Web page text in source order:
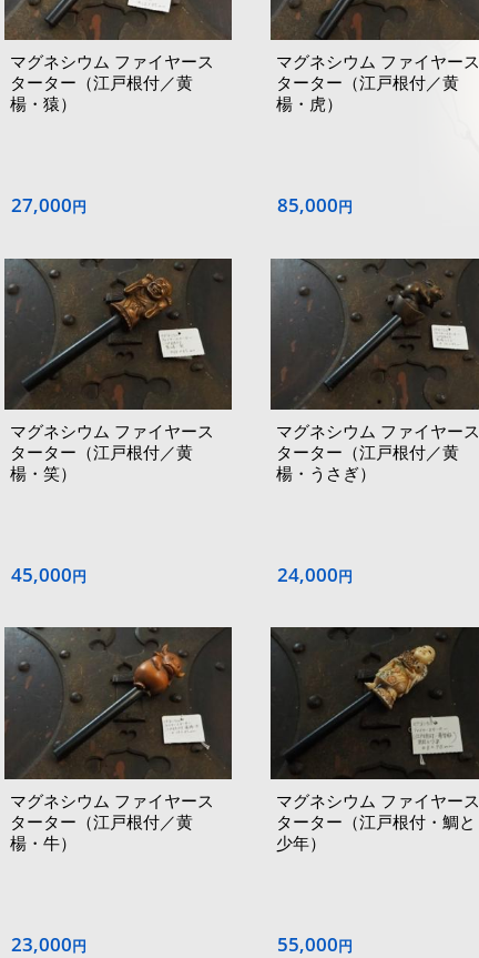
マグネシウム ファイヤース
ターター（江戸根付／黄
楊・猿）
27,000円
マグネシウム ファイヤース
ターター（江戸根付／黄
楊・虎）
85,000円
マグネシウム ファイヤース
ターター（江戸根付／黄
楊・笑）
45,000円
マグネシウム ファイヤース
ターター（江戸根付／黄
楊・うさぎ）
24,000円
マグネシウム ファイヤース
ターター（江戸根付／黄
楊・牛）
23,000円
マグネシウム ファイヤース
ターター（江戸根付・鯛と
少年）
55,000円